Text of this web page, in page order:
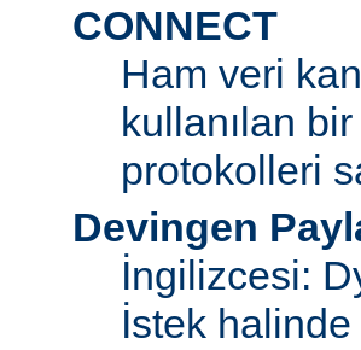
CONNECT
Ham veri
kullanılan
protokolleri
Devingen
İngilizcesi:
İstek